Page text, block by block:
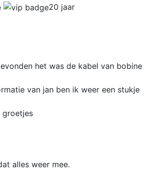
20 jaar
het was de kabel van bobine
van jan ben ik weer een stukje
groetjes
alles weer mee.